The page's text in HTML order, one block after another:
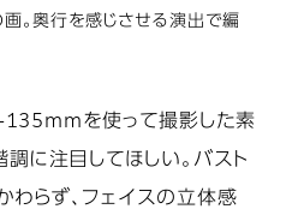
。奥行を感じさせる演出で編
を使って撮影した素
に注目してほしい。バスト
わらず、フェイスの立体感